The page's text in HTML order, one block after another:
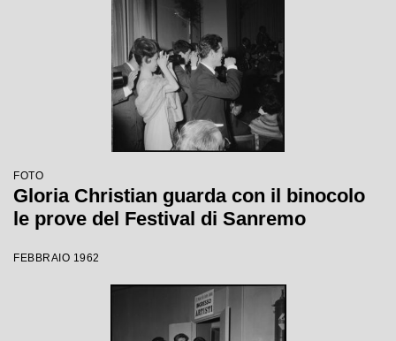
FOTO
Gloria Christian guarda con il binocolo
le prove del Festival di Sanremo
FEBBRAIO 1962